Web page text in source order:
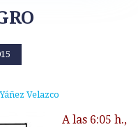
Velazco
A las 6:05 h.,